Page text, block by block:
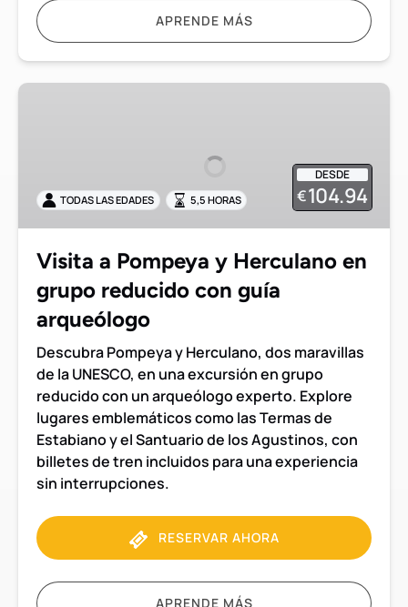
APRENDE MÁS
Visita
grupo
con
guía
arqueólogo
DESDE
€104.94
TODAS LAS EDADES 5,5 HORAS
Visita a Pompeya y Herculano en
grupo reducido con guía
arqueólogo
Descubra Pompeya y Herculano, dos maravillas
de la UNESCO, en una excursión en grupo
reducido con un arqueólogo experto. Explore
lugares emblemáticos como las Termas de
Estabiano y el Santuario de los Agustinos, con
billetes de tren incluidos para una experiencia
sin interrupciones.
RESERVAR AHORA
APRENDE MÁS